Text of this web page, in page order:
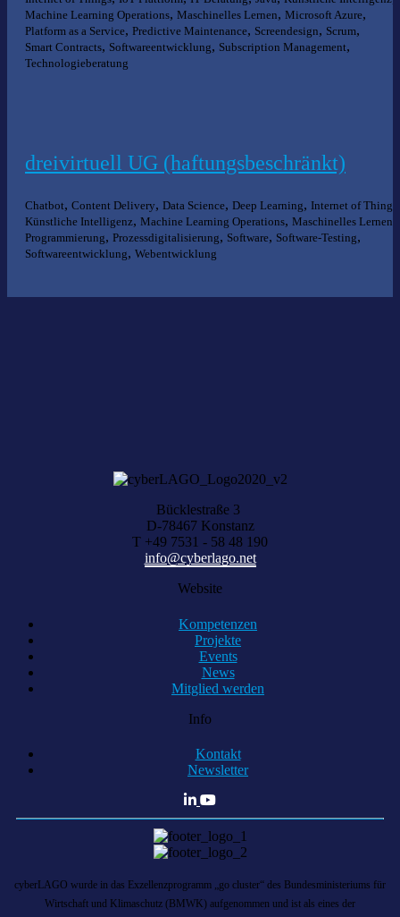
Machine Learning Operations, Maschinelles Lernen, Microsoft Azure,
Platform as a Service, Predictive Maintenance, Screendesign, Scrum,
Smart Contracts, Softwareentwicklung, Subscription Management,
Technologieberatung
dreivirtuell UG (haftungsbeschränkt)
Chatbot, Content Delivery, Data Science, Deep Learning, Internet of Things
Künstliche Intelligenz, Machine Learning Operations, Maschinelles Lernen
Programmierung, Prozessdigitalisierung, Software, Software-Testing,
Softwareentwicklung, Webentwicklung
Bücklestraße 3
D-78467 Konstanz
T +49 7531 - 58 48 190
info@cyberlago.net
Website
Kompetenzen
Projekte
Events
News
Mitglied werden
Info
Kontakt
Newsletter
cyberLAGO wurde in das Exzellenzprogramm „go cluster“ des Bundesministeriums für
Wirtschaft und Klimaschutz (BMWK) aufgenommen und ist als eines der